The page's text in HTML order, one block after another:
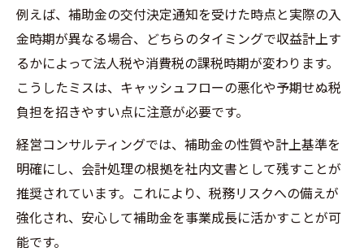
経営コンサルティングが解説する収益認識
基準
補助金売上計上の収益認識基準適用方法
補助金収入と収益認識のタイミング整理
経営コンサルティングで明確化する会計基
準
補助金収益認識の実務ポイントと注意点
法人経営で役立つ補助金収入計上の基本
経営コンサルティング視点の補助金計上基
例えば、補助金の交付決定通知を受けた時点と実際の入
金時期が異なる場合、どちらのタイミングで収益計上す
るかによって法人税や消費税の課税時期が変わります。
こうしたミスは、キャッシュフローの悪化や予期せぬ税
負担を招きやすい点に注意が必要です。
経営コンサルティングでは、補助金の性質や計上基準を
明確にし、会計処理の根拠を社内文書として残すことが
推奨されています。これにより、税務リスクへの備えが
強化され、安心して補助金を事業成長に活かすことが可
能です。